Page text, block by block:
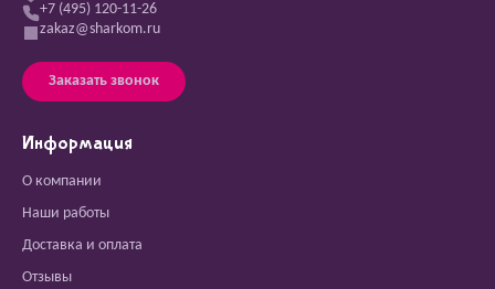
+7 (495) 120-11-26
zakaz@sharkom.ru
Заказать звонок
Информация
О компании
Наши работы
Доставка и оплата
Отзывы